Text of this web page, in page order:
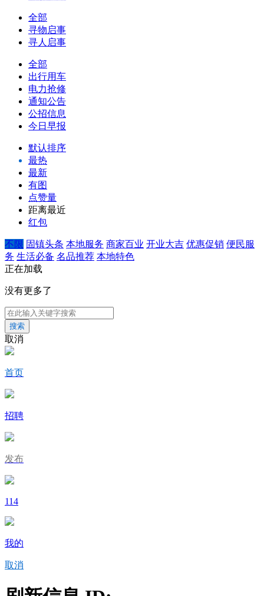
全部
寻物启事
寻人启事
全部
出行用车
电力抢修
通知公告
公招信息
今日早报
默认排序
最热
最新
有图
点赞量
距离最近
红包
不限 固镇头条 本地服务 商家百业 开业大吉 优惠促销 便民服
务 生活必备 名品推荐 本地特色
正在加载
没有更多了
搜索
取消
首页
招聘
发布
114
我的
取消